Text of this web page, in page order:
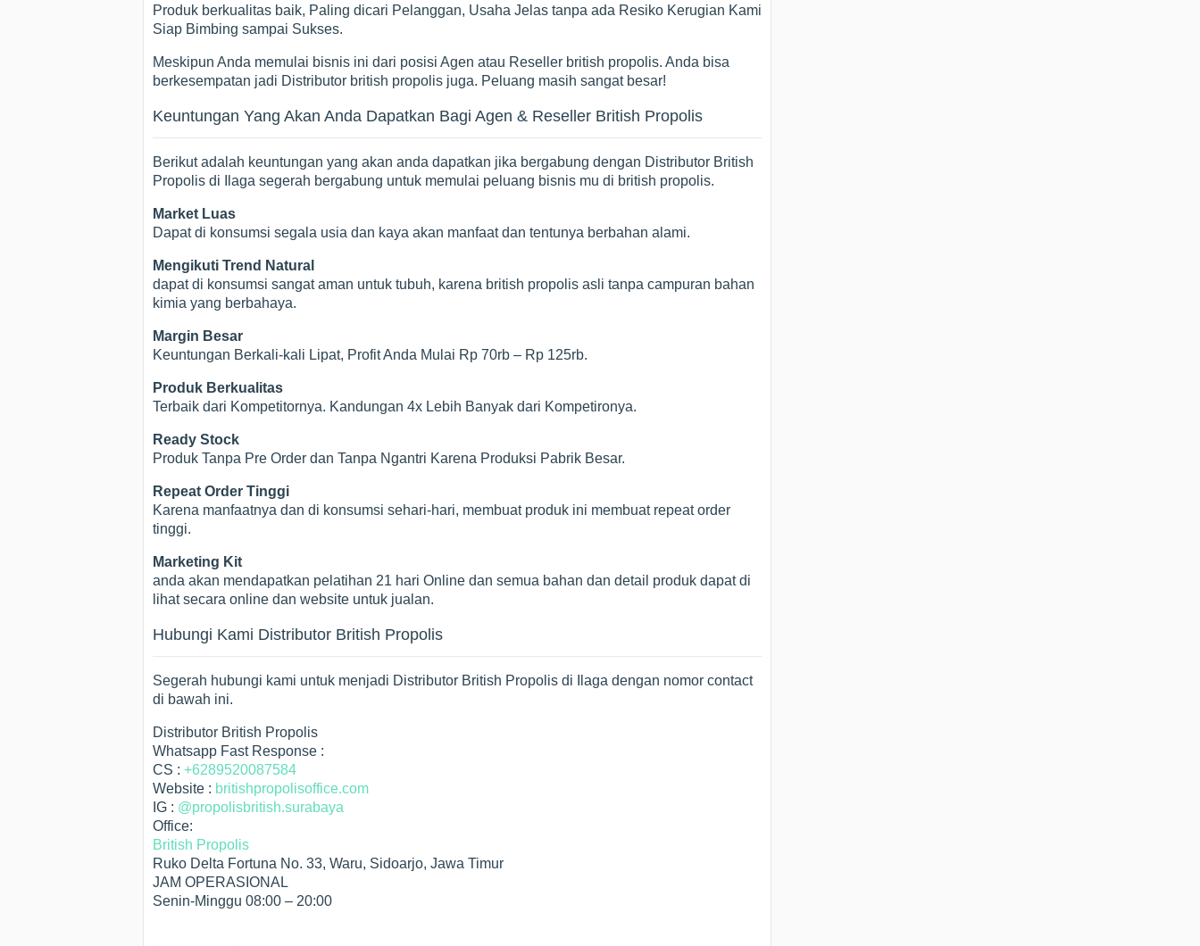
Produk berkualitas baik, Paling dicari Pelanggan, Usaha Jelas tanpa ada Resiko Kerugian Kami
Siap Bimbing sampai Sukses.
Meskipun Anda memulai bisnis ini dari posisi Agen atau Reseller british propolis. Anda bisa
berkesempatan jadi Distributor british propolis juga. Peluang masih sangat besar!
Keuntungan Yang Akan Anda Dapatkan Bagi Agen & Reseller British Propolis
Berikut adalah keuntungan yang akan anda dapatkan jika bergabung dengan Distributor British
Propolis di Ilaga segerah bergabung untuk memulai peluang bisnis mu di british propolis.
Market Luas
Dapat di konsumsi segala usia dan kaya akan manfaat dan tentunya berbahan alami.
Mengikuti Trend Natural
dapat di konsumsi sangat aman untuk tubuh, karena british propolis asli tanpa campuran bahan
kimia yang berbahaya.
Margin Besar
Keuntungan Berkali-kali Lipat, Profit Anda Mulai Rp 70rb – Rp 125rb.
Produk Berkualitas
Terbaik dari Kompetitornya. Kandungan 4x Lebih Banyak dari Kompetironya.
Ready Stock
Produk Tanpa Pre Order dan Tanpa Ngantri Karena Produksi Pabrik Besar.
Repeat Order Tinggi
Karena manfaatnya dan di konsumsi sehari-hari, membuat produk ini membuat repeat order
tinggi.
Marketing Kit
anda akan mendapatkan pelatihan 21 hari Online dan semua bahan dan detail produk dapat di
lihat secara online dan website untuk jualan.
Hubungi Kami Distributor British Propolis
Segerah hubungi kami untuk menjadi Distributor British Propolis di Ilaga dengan nomor contact
di bawah ini.
Distributor British Propolis
Whatsapp Fast Response :
CS : +6289520087584
Website : britishpropolisoffice.com
IG : @propolisbritish.surabaya
Office:
British Propolis
Ruko Delta Fortuna No. 33, Waru, Sidoarjo, Jawa Timur
JAM OPERASIONAL
Senin-Minggu 08:00 – 20:00